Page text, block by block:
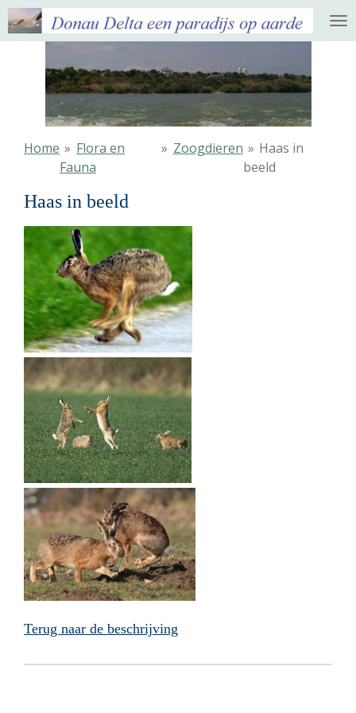
Ga
direct
hoofdinhoud
Home » Flora en
Fauna
» Zoogdieren » Haas in
beeld
Haas in beeld
Terug naar de beschrijving